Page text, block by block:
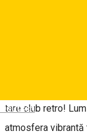
Deutsch
tare club retro!
atmosfera vibrantă